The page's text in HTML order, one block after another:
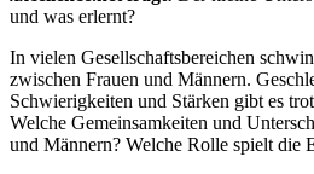
und was erlernt?
In vielen Gesellschaftsbereichen
zwischen Frauen und Männern.
Schwierigkeiten und Stärken gibt es
Welche Gemeinsamkeiten und
und Männern? Welche Rolle spielt die